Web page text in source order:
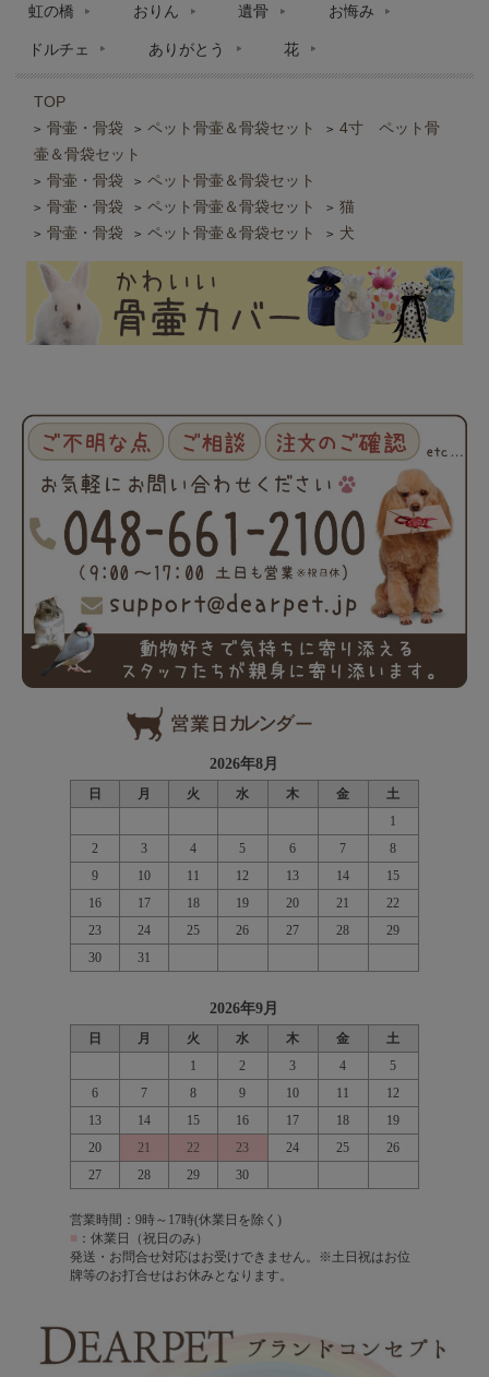
虹の橋 おりん 遺骨 お悔み
ドルチェ ありがとう 花
TOP
> 骨壷・骨袋 > ペット骨壷＆骨袋セット > 4寸 ペット骨
壷＆骨袋セット
> 骨壷・骨袋 > ペット骨壷＆骨袋セット
> 骨壷・骨袋 > ペット骨壷＆骨袋セット > 猫
> 骨壷・骨袋 > ペット骨壷＆骨袋セット > 犬